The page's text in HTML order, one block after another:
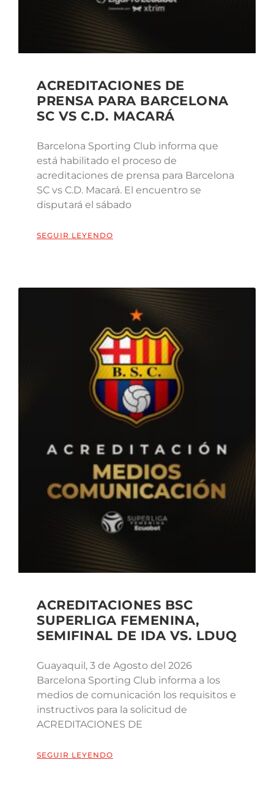
ACREDITACIONES DE
PRENSA PARA BARCELONA
SC VS C.D. MACARÁ
Barcelona Sporting Club informa que
está habilitado el proceso de
acreditaciones de prensa para Barcelona
SC vs C.D. Macará. El encuentro se
disputará el sábado
SEGUIR LEYENDO
ACREDITACIONES BSC
SUPERLIGA FEMENINA,
SEMIFINAL DE IDA VS. LDUQ
Guayaquil, 3 de Agosto del 2026
Barcelona Sporting Club informa a los
medios de comunicación los requisitos e
instructivos para la solicitud de
ACREDITACIONES DE
SEGUIR LEYENDO